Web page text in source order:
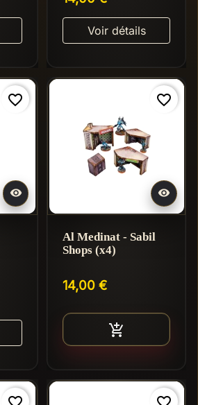
Voir détails

favorite_border

favorite_border
Al Medinat - Sabil
Shops (x4)
14,00 €
